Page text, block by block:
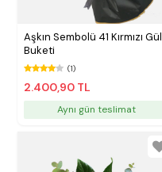
Aşkın Sembolü 41 Kırmızı Gül
Buketi
(1)
2.400,90 TL
Aynı gün teslimat